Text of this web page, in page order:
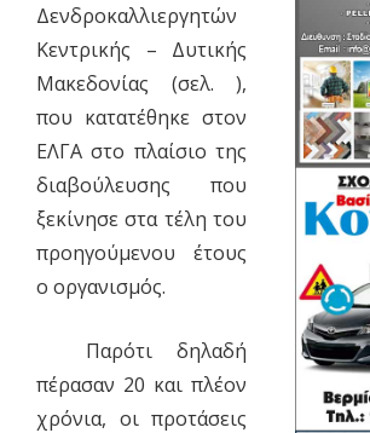
Δενδροκαλλιεργητών
Κεντρικής – Δυτικής
Μακεδονίας (σελ. ),
που κατατέθηκε στον
ΕΛΓΑ στο πλαίσιο της
διαβούλευσης που
ξεκίνησε στα τέλη του
προηγούμενου έτους
ο οργανισμός.
Παρότι δηλαδή
πέρασαν 20 και πλέον
χρόνια, οι προτάσεις